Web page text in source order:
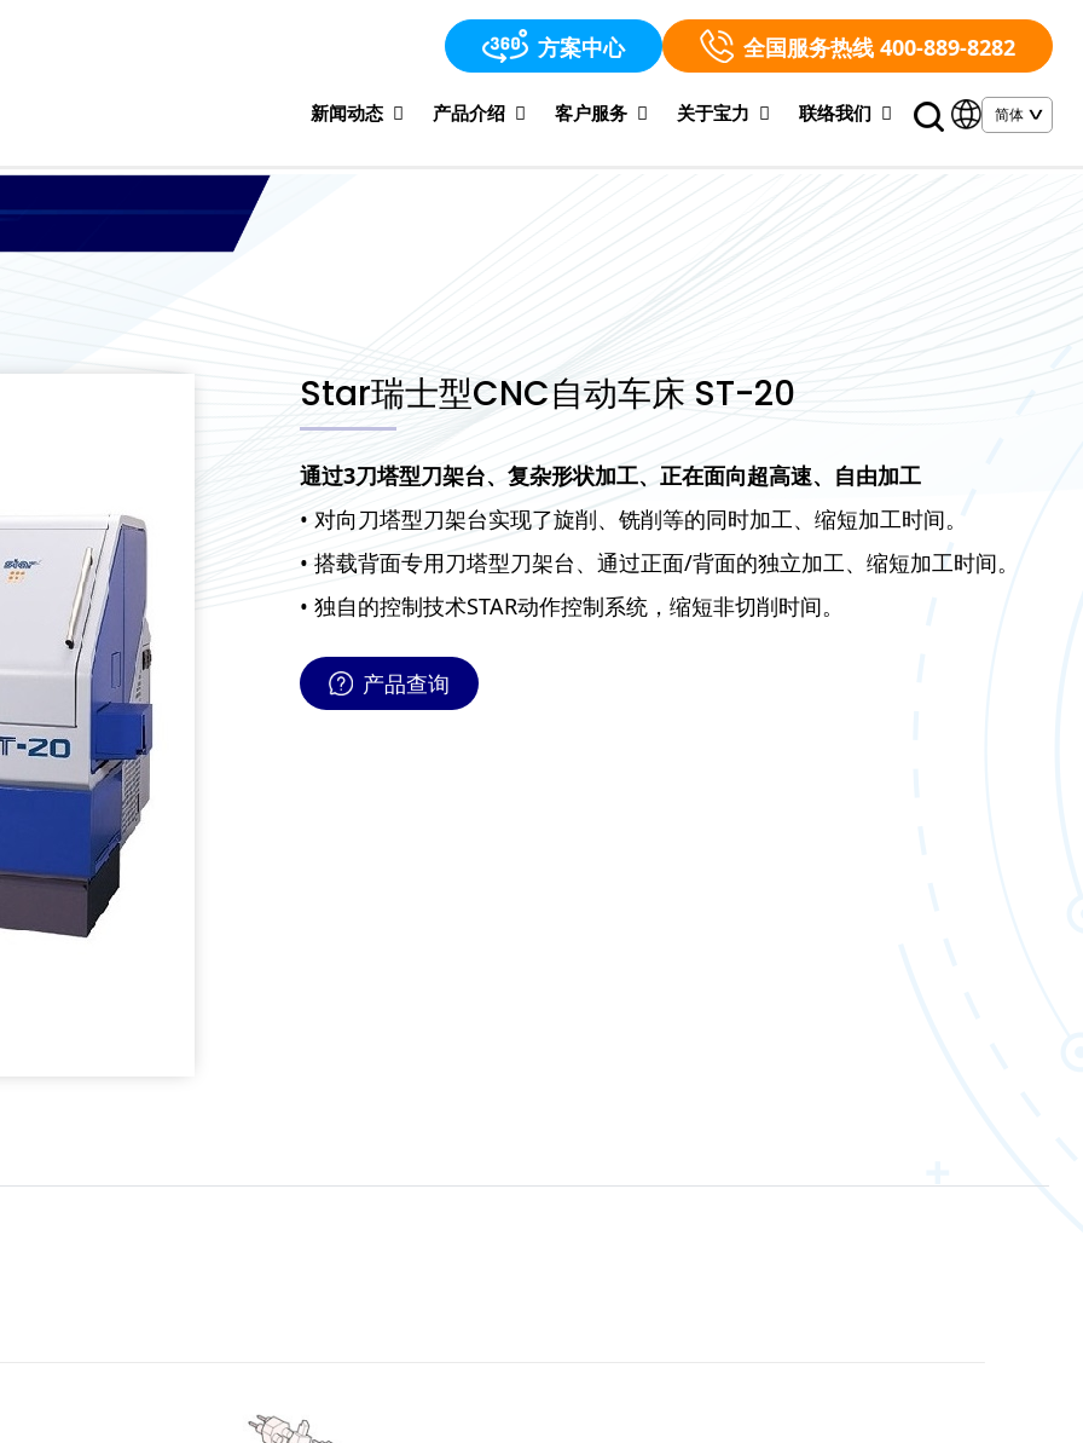
方案中心 全国服务热线 400-889-8282
新闻动态 产品介绍 客户服务 关于宝力 联络我们
Star瑞士型CNC自动车床 ST-20
通过3刀塔型刀架台、复杂形状加工、正在面向超高速、自由加工
• 对向刀塔型刀架台实现了旋削、铣削等的同时加工、缩短加工时间。
• 搭载背面专用刀塔型刀架台、通过正面/背面的独立加工、缩短加工时间。
• 独自的控制技术STAR动作控制系统，缩短非切削时间。
产品查询